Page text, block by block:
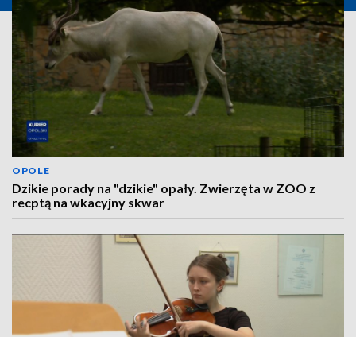
OPOLE
Dzikie porady na "dzikie" opały. Zwierzęta w ZOO z
recptą na wkacyjny skwar